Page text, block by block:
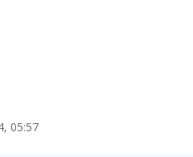
05:57